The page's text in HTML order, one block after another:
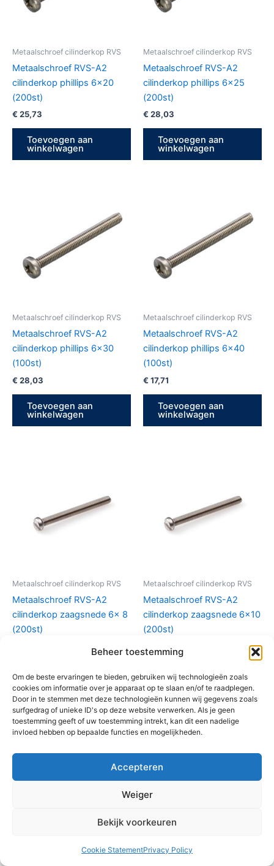
Beheer toestemming
Om de beste ervaringen te bieden, gebruiken wij technologieën zoals
cookies om informatie over je apparaat op te slaan en/of te raadplegen.
Door in te stemmen met deze technologieën kunnen wij gegevens zoals
surfgedrag of unieke ID's op deze website verwerken. Als je geen
toestemming geeft of uw toestemming intrekt, kan dit een nadelige
invloed hebben op bepaalde functies en mogelijkheden.
Accepteren
Weiger
Bekijk voorkeuren
Cookie StatementPrivacy Policy
Metaalschroef cilinderkop RVS
Metaalschroef RVS-A2
cilinderkop phillips 6×20
(200st)
€ 25,73
Toevoegen aan
winkelwagen
Metaalschroef cilinderkop RVS
Metaalschroef RVS-A2
cilinderkop phillips 6×25
(200st)
€ 28,03
Toevoegen aan
winkelwagen
Metaalschroef cilinderkop RVS
Metaalschroef RVS-A2
cilinderkop phillips 6×30
(100st)
€ 28,03
Toevoegen aan
winkelwagen
Metaalschroef cilinderkop RVS
Metaalschroef RVS-A2
cilinderkop phillips 6×40
(100st)
€ 17,71
Toevoegen aan
winkelwagen
Metaalschroef cilinderkop RVS
Metaalschroef RVS-A2
cilinderkop zaagsnede 6x 8
(200st)
Toevoegen aan
winkelwagen
Metaalschroef cilinderkop RVS
Metaalschroef RVS-A2
cilinderkop zaagsnede 6×10
(200st)
€ 18,34
Toevoegen aan
winkelwagen
Metaalschroef cilinderkop RVS Metaalschroef cilinderkop RVS